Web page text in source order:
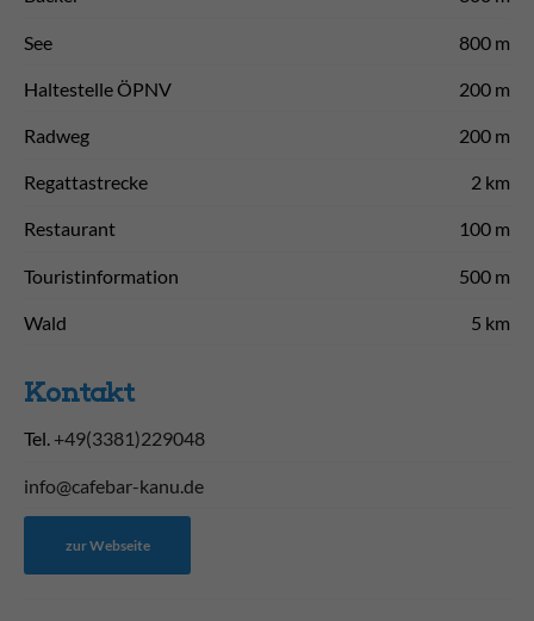
See 800 m
Haltestelle ÖPNV 200 m
Radweg 200 m
Regattastrecke 2 km
Restaurant 100 m
Touristinformation 500 m
Wald 5 km
Kontakt
Tel. +49(3381)229048
info@cafebar-kanu.de
zur Webseite